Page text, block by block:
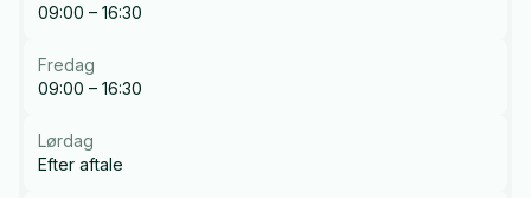
09:00 – 16:30
Fredag
09:00 – 16:30
Lørdag
Efter aftale